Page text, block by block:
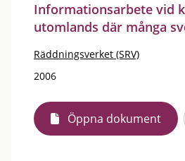
Informationsarbete vid
utomlands där många
Räddningsverket (SRV)
2006
Öppna dokument